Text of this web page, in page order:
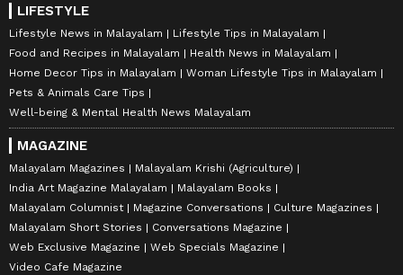
LIFESTYLE
Lifestyle News in Malayalam
Lifestyle Tips in Malayalam
Food and Recipes in Malayalam
Health News in Malayalam
Home Decor Tips in Malayalam
Woman Lifestyle Tips in Malayalam
Pets & Animals Care Tips
Well-being & Mental Health News Malayalam
MAGAZINE
Malayalam Magazines
Malayalam Krishi (Agriculture)
India Art Magazine Malayalam
Malayalam Books
Malayalam Columnist
Magazine Conversations
Culture Magazines
Malayalam Short Stories
Conversations Magazine
Web Exclusive Magazine
Web Specials Magazine
Video Cafe Magazine